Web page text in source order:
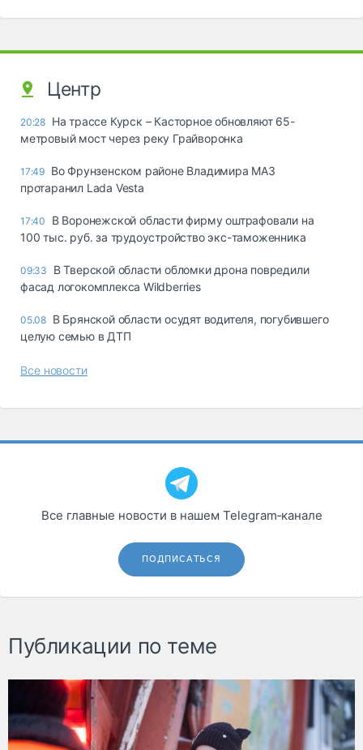
Центр
20:28 На трассе Курск – Касторное обновляют 65-
метровый мост через реку Грайворонка
17:49 Во Фрунзенском районе Владимира МАЗ
протаранил Lada Vesta
17:40
В Воронежской области фирму оштрафовали на
100 тыс. руб. за трудоустройство экс-таможенника
09:33
В Тверской области обломки дрона повредили
фасад логокомплекса Wildberries
05.08 В Брянской области осудят водителя, погубившего
целую семью в ДТП
Все новости
Все главные новости в нашем Telegram‑канале
ПОДПИСАТЬСЯ
Публикации по теме